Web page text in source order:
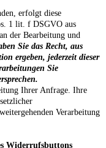
erfolgt diese
1 lit. f DSGVO aus
der Bearbeitung und
Sie das Recht, aus
ergeben, jederzeit dieser
Sie
Ihrer Anfrage. Ihre
Verarbeitung
Widerrufsbuttons